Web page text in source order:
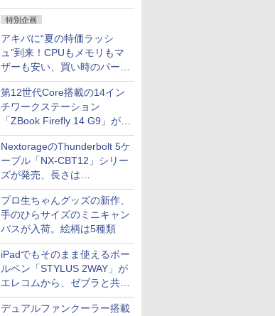
特別企画
アキバに“夏の特価ラッシ
ュ”到来！CPUもメモリもマ
ザーも安い、買い時のパーツ
は？【8月7日(金)22時配信】
第12世代Core搭載の14イン
チワークステーション
「ZBook Firefly 14 G9」が
79,800円！秋葉原で中古PC
セール
NextorageのThunderbolt 5ケ
ーブル「NX-CBT12」シリー
ズが発売、長さは
30cm/50cm/1mの3種類
プロ生ちゃんグッズの新作、
手のひらサイズのミニキャン
バスが入荷。絵柄は5種類
iPadでもそのまま使えるボー
ルペン「STYLUS 2WAY」が
エレコムから、ゼブラと共同
開発
デュアルファンクーラー搭載